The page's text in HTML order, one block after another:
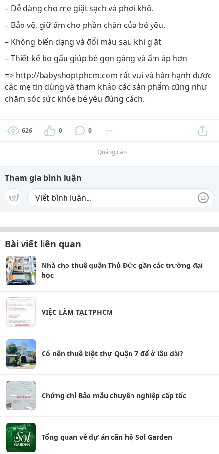
– Dễ dàng cho mẹ giặt sạch và phơi khô.
– Bảo vệ, giữ ấm cho phần chân của bé yêu.
– Không biến dạng và đổi màu sau khi giặt
– Thiết kế bo gấu giúp bé gọn gàng và ấm áp hơn
=> http://babyshoptphcm.com rất vui và hân hạnh được
các mẹ tin dùng và tham khảo các sản phẩm cũng như
chăm sóc sức khỏe bé yêu đúng cách.
626 0 0
Quảng cáo
Tham gia bình luận
Bài viết liên quan
Nhà cho thuê quận Thủ Đức gần các trường đại
học
VIỆC LÀM TẠI TPHCM
Có nên thuê biệt thự Quận 7 để ở lâu dài?
Chứng chỉ Bảo mẫu chuyên nghiệp cấp tốc
Tổng quan về dự án căn hộ Sol Garden